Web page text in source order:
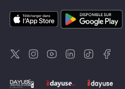
DayuseSingapour
DayuseSuède
DayuseThaïlande
DayuseNouvelle-Zélande
DayuseTurquie